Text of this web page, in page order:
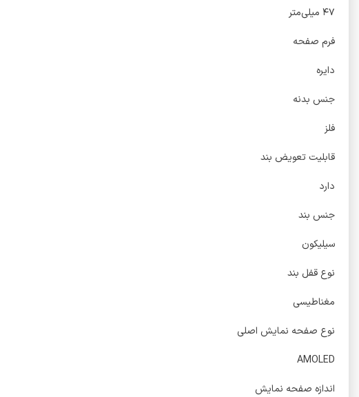
۴۷ میلی‌متر
فرم صفحه
دایره
جنس بدنه
فلز
قابلیت تعویض بند
دارد
جنس بند
سیلیکون
نوع قفل بند
مغناطیسی
نوع صفحه نمایش اصلی
AMOLED
اندازه صفحه نمایش